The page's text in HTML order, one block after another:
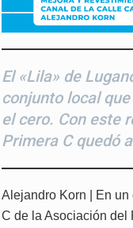
El «Lila» de
conjunto local
el cero. Con este
Primera C quedó
Alejandro Korn | En
C de la Asociación del